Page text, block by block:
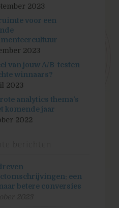
2023
voor een
2023
van jouw A/B-testen
winnaars?
2023
analytics thema’s
komende jaar
2022
een
betere conversies